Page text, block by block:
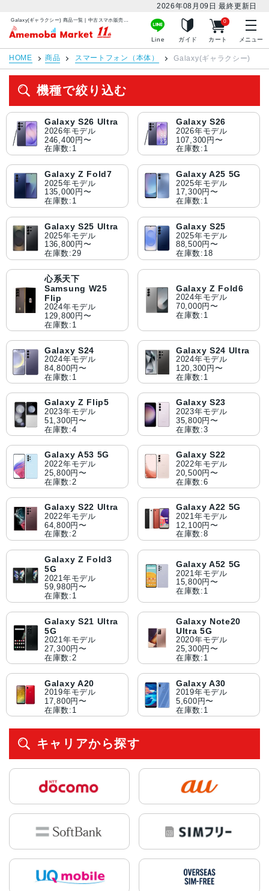
2026年08月09日 最終更新日
アメモバマーケット
Line ガイド カート
0
メニュー
HOME 商品 スマートフォン（本体） Galaxy(ギャラクシー)
機種で絞り込む
Galaxy S26 Ultra
2026年モデル
246,400円〜
在庫数:1
Galaxy S26
2026年モデル
107,300円〜
在庫数:1
Galaxy Z Fold7
2025年モデル
135,000円〜
在庫数:1
Galaxy A25 5G
2025年モデル
17,300円〜
在庫数:1
Galaxy S25 Ultra
2025年モデル
136,800円〜
在庫数:29
Galaxy S25
2025年モデル
88,500円〜
在庫数:18
心系天下
Samsung W25
Flip
2024年モデル
129,800円〜
在庫数:1
Galaxy Z Fold6
2024年モデル
70,000円〜
在庫数:1
Galaxy S24
2024年モデル
84,800円〜
在庫数:1
Galaxy S24 Ultra
2024年モデル
120,300円〜
在庫数:1
Galaxy Z Flip5
2023年モデル
51,300円〜
在庫数:4
Galaxy S23
2023年モデル
35,800円〜
在庫数:3
Galaxy A53 5G
2022年モデル
25,800円〜
在庫数:2
Galaxy S22
2022年モデル
20,500円〜
在庫数:6
Galaxy S22 Ultra
2022年モデル
64,800円〜
在庫数:2
Galaxy A22 5G
2021年モデル
12,100円〜
在庫数:8
Galaxy Z Fold3
5G
2021年モデル
59,980円〜
在庫数:1
Galaxy A52 5G
2021年モデル
15,800円〜
在庫数:1
Galaxy S21 Ultra
5G
2021年モデル
27,300円〜
在庫数:2
Galaxy Note20
Ultra 5G
2020年モデル
25,300円〜
在庫数:1
Galaxy A20
2019年モデル
17,800円〜
在庫数:1
Galaxy A30
2019年モデル
5,600円〜
在庫数:1
キャリアから探す